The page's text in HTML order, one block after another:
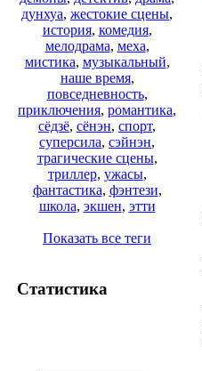
дунхуа, жестокие сцены,
история, комедия,
мелодрама, меха,
мистика, музыкальный,
наше время,
повседневность,
приключения, романтика,
сёдзё, сёнэн, спорт,
суперсила, сэйнэн,
трагические сцены,
триллер, ужасы,
фантастика, фэнтези,
школа, экшен, этти
Показать все теги
Статистика